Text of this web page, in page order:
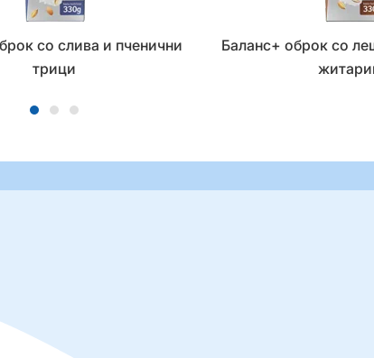
со слива и пченични
трици
Баланс+ оброк со